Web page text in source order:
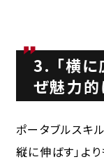
3. 「横に
ぜ魅力的
ポータブルスキ
縦に伸ばす 」よ